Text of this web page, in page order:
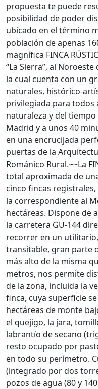
propuesta te puede
posibilidad de poder
ubicado en el término
población de apenas
magnífica FINCA
“La Sierra”, al
la cual cuenta con un
naturales, histórico-
privilegiada para todos
naturaleza y del
Madrid y a unos 40
en una encrucijada
puertas de la
Románico Rural.~~La
total aproximada de
cinco fincas
la correspondiente al
hectáreas. Dispone de
la carretera GU-144
recorrer en un
transitable, gran parte
más alto de la misma
metros, nos permite
de la zona, incluida la
finca, cuya superficie
hectáreas de monte
el quejigo, la jara,
labrantío de secano
resto ocupado por
en todo su perímetro.
(integrado por dos
pozos de agua (80 y